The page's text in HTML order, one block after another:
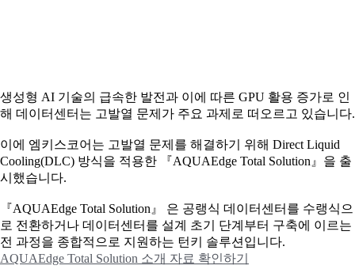
생성형 AI 기술의 급속한 발전과 이에 따른 GPU 활용 증가로 인
해 데이터센터는 고발열 문제가 주요 과제로 떠오르고 있습니다.
이에 엠키스코어는 고발열 문제를 해결하기 위해 Direct Liquid
Cooling(DLC) 방식을 적용한 『AQUAEdge Total Solution』을 출
시했습니다.
『AQUAEdge Total Solution』 은 공랭식 데이터센터를 수랭식으
로 전환하거나 데이터센터를 설계 초기 단계부터 구축에 이르는
전 과정을 종합적으로 지원하는 턴키 솔루션입니다.
AQUAEdge Total Solution 소개 자료 확인하기